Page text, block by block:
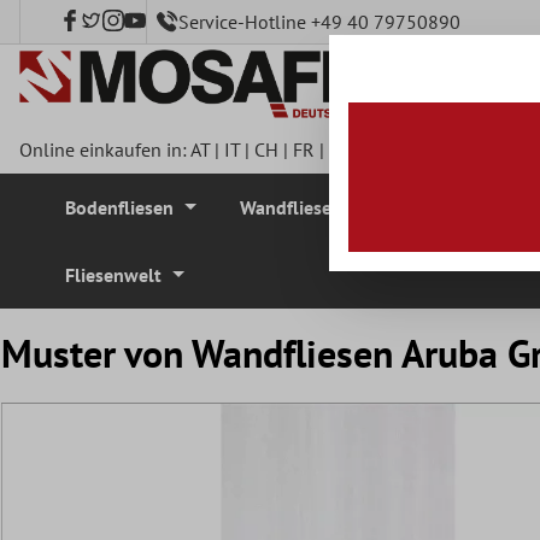
springen Service-Hotline +49 40 79750890
Online einkaufen in:AT| IT| CH | FR |
Bodenfliesen Wandfliesen
Fliesenwelt
Muster von Wandfliesen Aruba